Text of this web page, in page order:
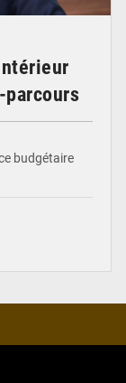
budgétaire